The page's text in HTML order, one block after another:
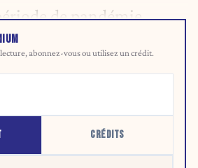
de pandémie.
abonnez-vous ou utilisez un crédit.
CRÉDITS